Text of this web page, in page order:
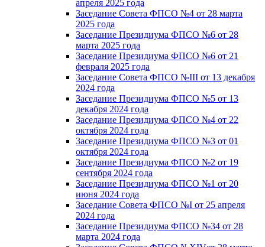
апреля 2025 года
Заседание Совета ФПСО №4 от 28 марта
2025 года
Заседание Президиума ФПСО №6 от 28
марта 2025 года
Заседание Президиума ФПСО №6 от 21
февраля 2025 года
Заседание Совета ФПСО №III от 13 декабря
2024 года
Заседание Президиума ФПСО №5 от 13
декабря 2024 года
Заседание Президиума ФПСО №4 от 22
октября 2024 года
Заседание Президиума ФПСО №3 от 01
октября 2024 года
Заседание Президиума ФПСО №2 от 19
сентября 2024 года
Заседание Президиума ФПСО №1 от 20
июня 2024 года
Заседание Совета ФПСО №I от 25 апреля
2024 года
Заседание Президиума ФПСО №34 от 28
марта 2024 года